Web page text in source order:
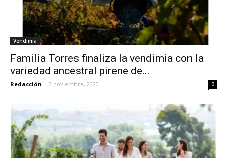
Vendimia
Familia Torres finaliza la vendimia con la
variedad ancestral pirene de...
Redacción - 3 noviembre, 2020 0